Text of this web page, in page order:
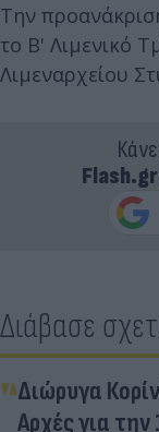
Την
το Β' Λιμενικό
Λιμεναρχείου
Flash.gr
Διάβασε
Διώρυγα
Αρχές για